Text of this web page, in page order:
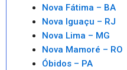
Nova Fátima – BA
Nova Iguaçu – RJ
Nova Lima – MG
Nova Mamoré – RO
Óbidos – PA